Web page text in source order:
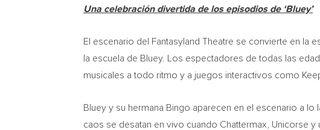
Una celebración divertida de los episodios de ‘Bluey’
El escenario del Fantasyland Theatre se convierte en la
la escuela de Bluey. Los espectadores de todas las
musicales a todo ritmo y a juegos interactivos como
Bluey y su hermana Bingo aparecen en el escenario a
caos se desatan en vivo cuando Chattermax, Unicorse